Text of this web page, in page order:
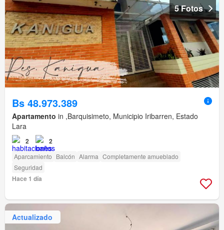
5 Fotos
Bs 48.973.389
Apartamento in ,Barquisimeto, Municipio Iribarren, Estado
Lara
2 2
Aparcamiento Balcón Alarma Completamente amueblado
Seguridad
Hace 1 día
Actualizado